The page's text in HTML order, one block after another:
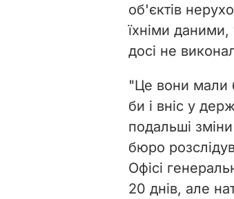
об'єктів
їхніми
досі не
"Це вони мали
би і вніс у
подальші
бюро
Офісі
20 днів, але